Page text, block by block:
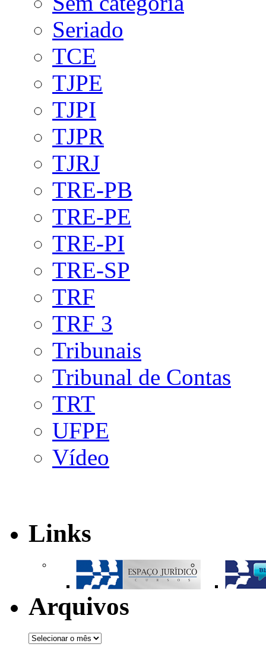
Seriado
TCE
TJPE
TJPI
TJPR
TJRJ
TRE-PB
TRE-PE
TRE-PI
TRE-SP
TRF
TRF 3
Tribunais
Tribunal de Contas
TRT
UFPE
Vídeo
Links
Arquivos